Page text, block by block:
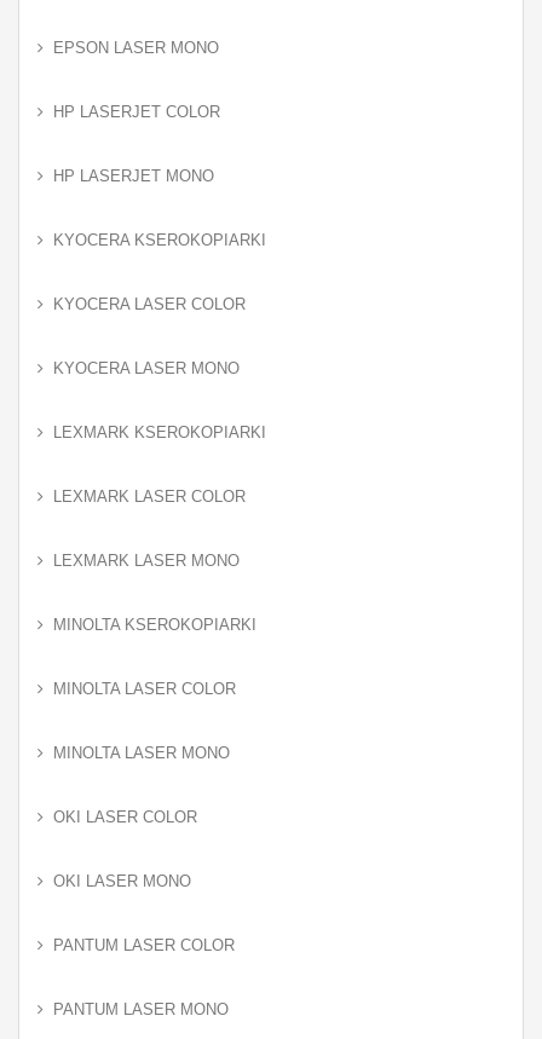
EPSON LASER MONO
HP LASERJET COLOR
HP LASERJET MONO
KYOCERA KSEROKOPIARKI
KYOCERA LASER COLOR
KYOCERA LASER MONO
LEXMARK KSEROKOPIARKI
LEXMARK LASER COLOR
LEXMARK LASER MONO
MINOLTA KSEROKOPIARKI
MINOLTA LASER COLOR
MINOLTA LASER MONO
OKI LASER COLOR
OKI LASER MONO
PANTUM LASER COLOR
PANTUM LASER MONO